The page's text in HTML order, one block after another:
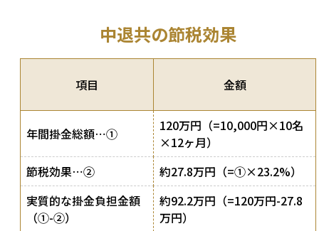
項目 金額
年間掛金総額⋯①
120万円（=10,000円×10名
×12ヶ月）
節税効果⋯②
約27.8万円（=①×23.2%）
実質的な掛金負担金額
（①-②）
約92.2万円（=120万円-27.8
万円）
中退共の節税効果